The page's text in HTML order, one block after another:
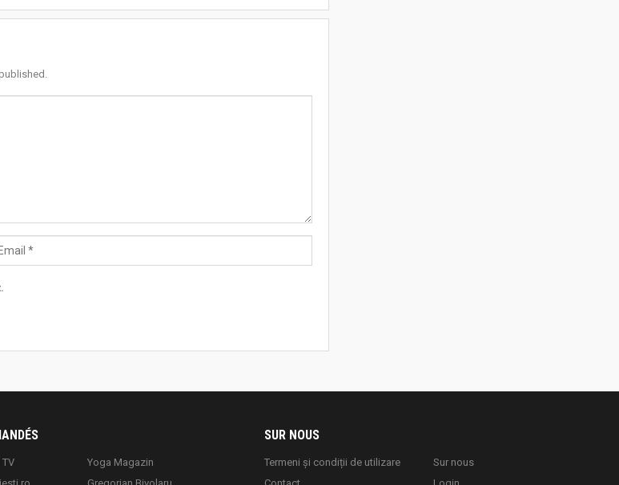
Yoga Magazin
SUR NOUS
Termeni și condiții de utilizare
Sur nous